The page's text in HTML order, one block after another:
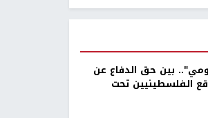
بين حق الدفاع عن
الفلسطينيين تحت